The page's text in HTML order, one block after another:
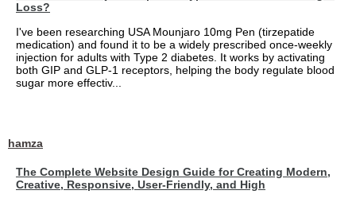
Loss?
I've been researching USA Mounjaro 10mg Pen (tirzepatide
medication) and found it to be a widely prescribed once-weekly
injection for adults with Type 2 diabetes. It works by activating
both GIP and GLP-1 receptors, helping the body regulate blood
sugar more effectiv...
hamza
The Complete Website Design Guide for Creating Modern,
Creative, Responsive, User-Friendly, and High